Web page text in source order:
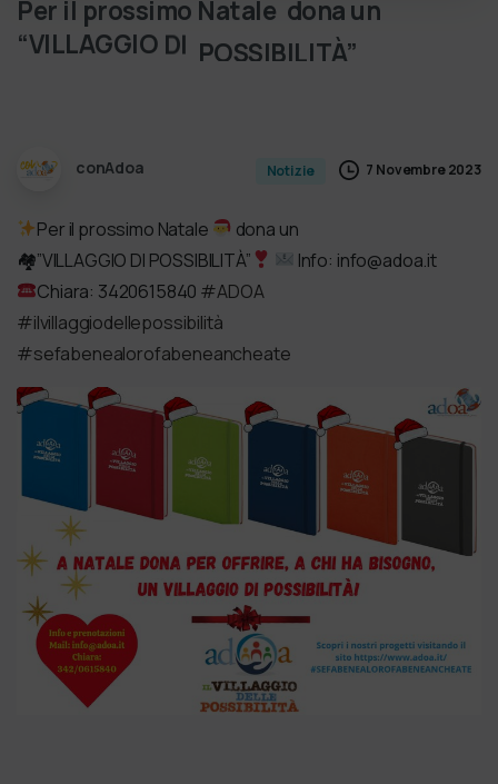
Per il prossimo Natale donaun
“VILLAGGIO DI POSSIBILITÀ”
conAdoa Notizie 7 Novembre 2023
Per il prossimo Natale
dona un
🏘”VILLAGGIO DI POSSIBILITÀ”
Info: info@adoa.it
Chiara: 3420615840 #ADOA
#ilvillaggiodellepossibilità
#sefabenealorofabeneancheate